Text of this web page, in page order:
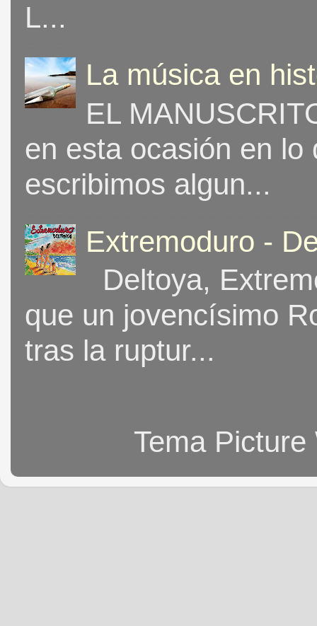
L...
La música en
EL
en esta ocasión en
escribimos algun...
Extremoduro -
Deltoya,
que un jovencísimo
tras la ruptur...
Tema